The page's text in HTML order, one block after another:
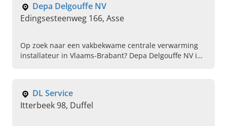
Depa Delgouffe NV
Edingsesteenweg 166, Asse
Op zoek naar een vakbekwame centrale verwarming
installateur in Vlaams-Brabant? Depa Delgouffe NV in
DL Service
Itterbeek 98, Duffel